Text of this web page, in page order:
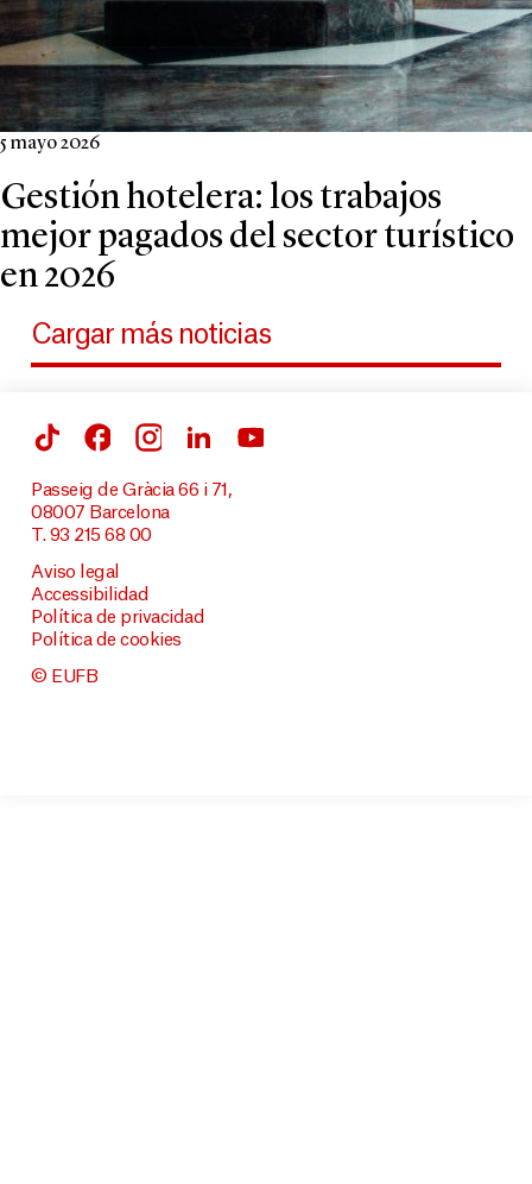
5 mayo 2026
Gestión hotelera: los trabajos
mejor pagados del sector turístico
en 2026
Cargar más noticias
Passeig de Gràcia 66 i 71,
08007 Barcelona
T. 93 215 68 00
Aviso legal
Accessibilidad
Política de privacidad
Política de cookies
© EUFB